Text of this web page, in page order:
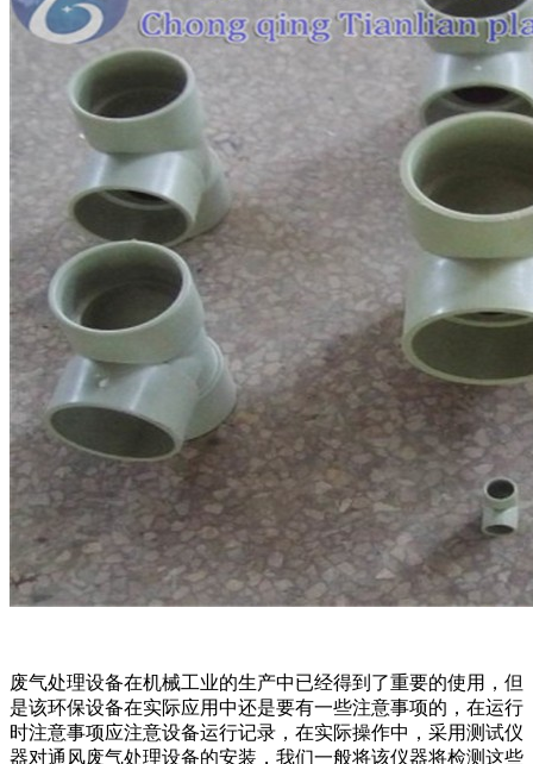
废气处理设备在机械工业的生产中已经得到了重要的使用，但
是该环保设备在实际应用中还是要有一些注意事项的，在运行
时注意事项应注意设备运行记录，在实际操作中，采用测试仪
器对通风废气处理设备的安装，我们一般将该仪器将检测这些